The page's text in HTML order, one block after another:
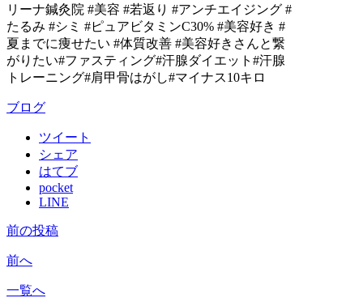
リーナ鍼灸院 #美容 #若返り #アンチエイジング #
たるみ #シミ #ピュアビタミンC30% #美容好き #
夏までに痩せたい #体質改善 #美容好きさんと繋
がりたい#ファスティング#汗腺ダイエット#汗腺
トレーニング#肩甲骨はがし#マイナス10キロ
ブログ
ツイート
シェア
はてブ
pocket
LINE
前の投稿
前へ
一覧へ